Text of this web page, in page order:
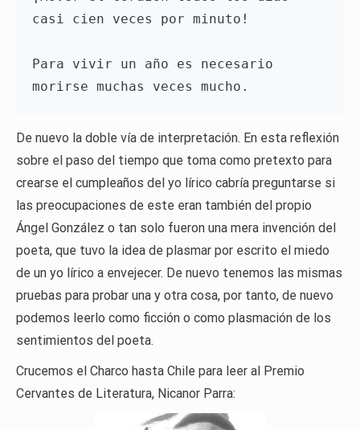
casi cien veces por minuto!
Para vivir un año es necesario
De nuevo la doble vía de interpretación. En esta reflexión
sobre el paso del tiempo que toma como pretexto para
crearse el cumpleaños del yo lírico cabría preguntarse si
las preocupaciones de este eran también del propio
Ángel González o tan solo fueron una mera invención del
poeta, que tuvo la idea de plasmar por escrito el miedo
de un yo lírico a envejecer. De nuevo tenemos las mismas
pruebas para probar una y otra cosa, por tanto, de nuevo
podemos leerlo como ficción o como plasmación de los
sentimientos del poeta.
Crucemos el Charco hasta Chile para leer al Premio
Cervantes de Literatura, Nicanor Parra: